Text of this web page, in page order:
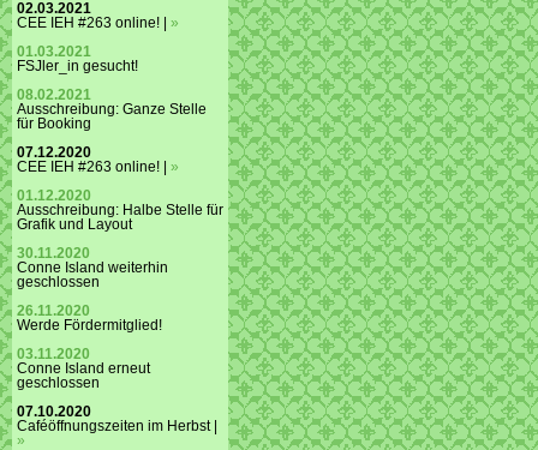
02.03.2021
CEE IEH #263 online! | »
01.03.2021
FSJler_in gesucht!
08.02.2021
Ausschreibung: Ganze Stelle
für Booking
07.12.2020
CEE IEH #263 online! | »
01.12.2020
Ausschreibung: Halbe Stelle für
Grafik und Layout
30.11.2020
Conne Island weiterhin
geschlossen
26.11.2020
Werde Fördermitglied!
03.11.2020
Conne Island erneut
geschlossen
07.10.2020
Caféöffnungszeiten im Herbst |
»